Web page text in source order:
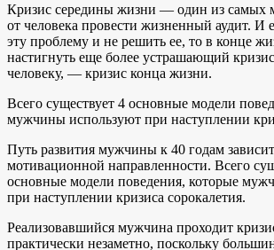
Кризис середины жизни — один из самых
от человека провести жизненный аудит. И
эту проблему и не решить ее, то в конце
настигнуть еще более устрашающий
человеку, — кризис конца жизни.
Всего существует 4 основные модели
мужчины используют при наступлении
Путь развития мужчины к 40 годам
мотивационной направленности. Всего
основные модели поведения, которые
при наступлении кризиса сорокалетия.
Реализовавшийся мужчина проходит
практически незаметно, поскольку